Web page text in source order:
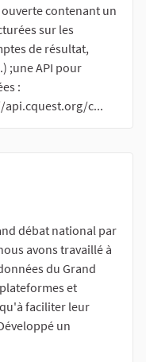
contenant un
sur les
de résultat,
;une API pour
:
c...
débat national par
avons travaillé à
du Grand
et
faciliter leur
un